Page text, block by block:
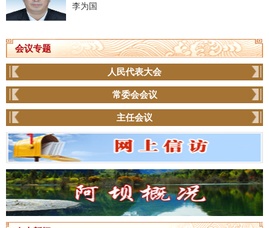
李为国
会议专题
人民代表大会
常委会会议
主任会议